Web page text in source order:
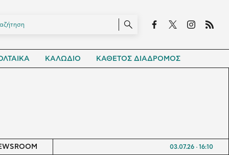
ΚΑΛΩΔΙΟ ΚΑΘΕΤΟΣ ΔΙΑΔΡΟΜΟΣ
03.07.26 16:10